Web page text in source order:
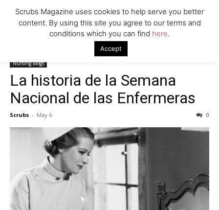
La historia de la Semana Nacional de las
Nursing Blogs
La historia de la Semana
Nacional de las Enfermeras
Scrubs - May 6 0
Scrubs Magazine uses cookies to help serve you better
content. By using this site you agree to our terms and
conditions which you can find here.
Accept